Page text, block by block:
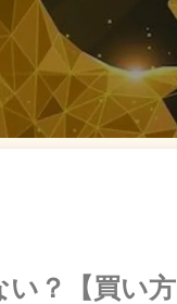
い？【買い方